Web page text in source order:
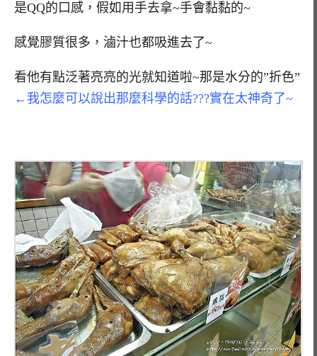
是QQ的口感，假如用手去拿~手會黏黏的~
感覺膠質很多，滷汁也都吸進去了~
看他有點泛著亮亮的光就知道啦~那是水分的”折色”
←我怎麼可以說出那麼科學的話???實在太神奇了~